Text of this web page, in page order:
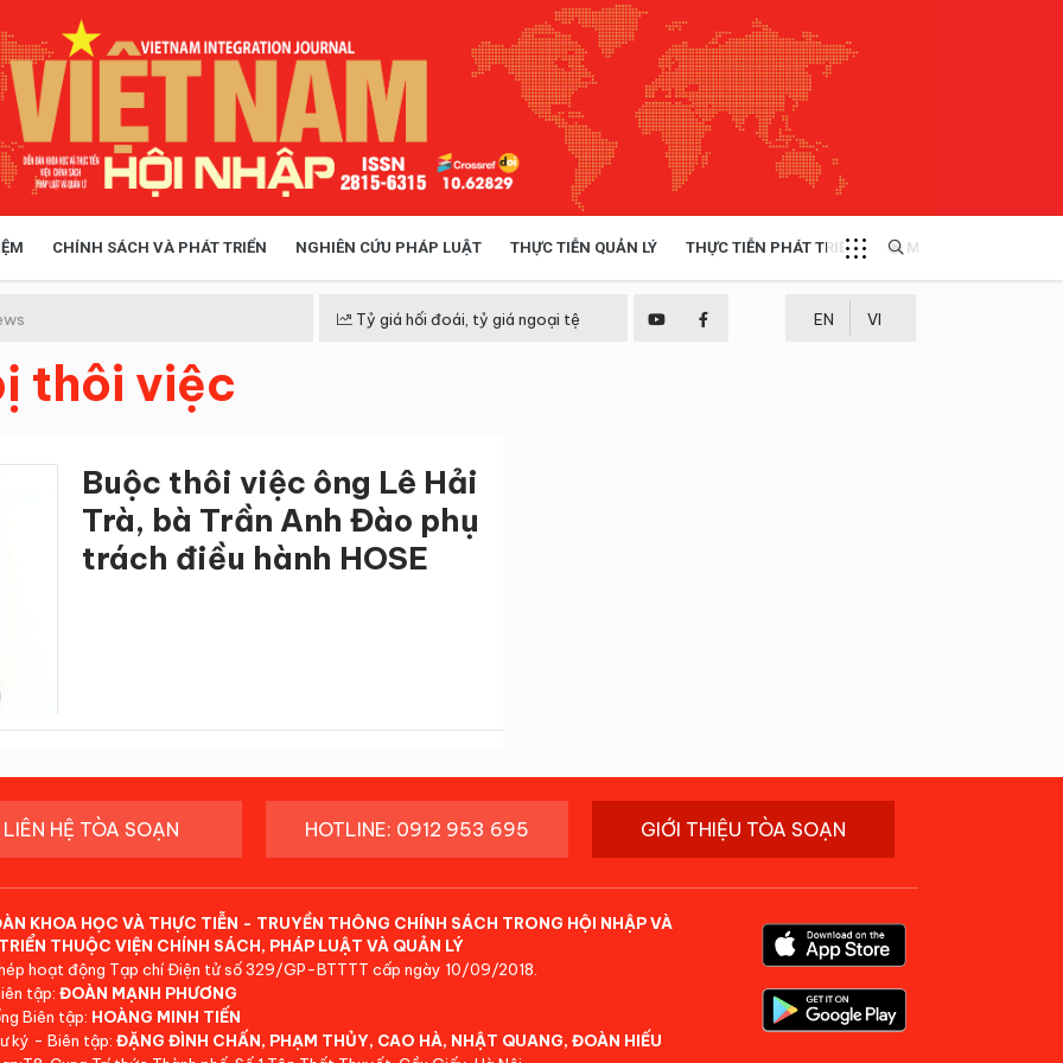
CHÍNH SÁCH VÀ PHÁT TRIỂN NGHIÊN CỨU PHÁP LUẬT THỰC TIỄN QUẢN LÝ THỰC TIỄN PHÁT TRIỂN MULTIMEDIA
Tỷ giá hối đoái, tỷ giá ngoại tệ EN VI
thôi việc
Buộc thôi việc ông Lê Hải
Trà, bà Trần Anh Đào phụ
trách điều hành HOSE
LIÊN HỆ TÒA SOẠN HOTLINE: 0912 953 695 GIỚI THIỆU TÒA SOẠN
KHOA HỌC VÀ THỰC TIỄN - TRUYỀN THÔNG CHÍNH SÁCH TRONG HỘI NHẬP VÀ
THUỘC VIỆN CHÍNH SÁCH, PHÁP LUẬT VÀ QUẢN LÝ
hoạt động Tạp chí Điện tử số 329/GP-BTTTT cấp ngày 10/09/2018.
tập: ĐOÀN MẠNH PHƯƠNG
Biên tập: HOÀNG MINH TIẾN
ký - Biên tập: ĐẶNG ĐÌNH CHẤN, PHẠM THỦY, CAO HÀ, NHẬT QUANG, ĐOÀN HIẾU